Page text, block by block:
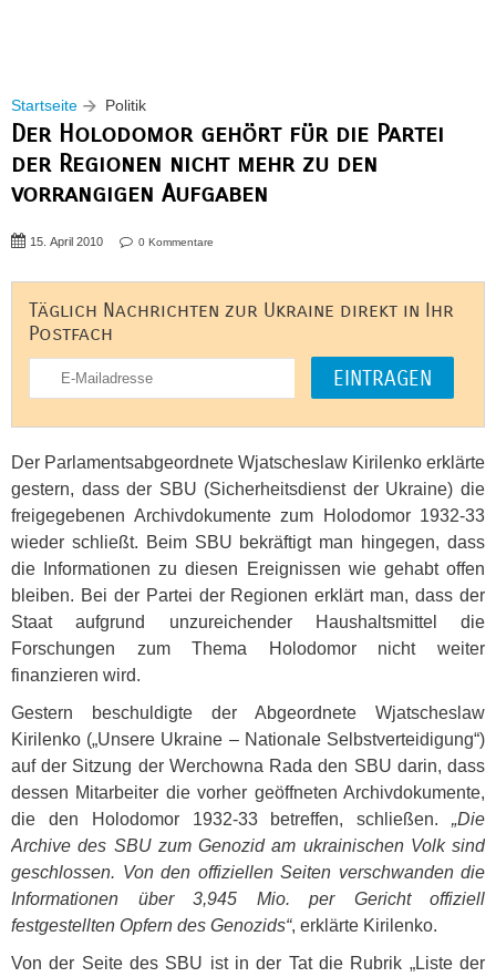
Startseite Politik
Der Holodomor gehört für die Partei
der Regionen nicht mehr zu den
vorrangigen Aufgaben
15. April 2010 0 Kommentare
Täglich Nachrichten zur Ukraine direkt in Ihr
Postfach
Der Parlamentsabgeordnete Wjatscheslaw Kirilenko erklärte
gestern, dass der SBU (Sicherheitsdienst der Ukraine) die
freigegebenen Archivdokumente zum Holodomor 1932-33
wieder schließt. Beim SBU bekräftigt man hingegen, dass
die Informationen zu diesen Ereignissen wie gehabt offen
bleiben. Bei der Partei der Regionen erklärt man, dass der
Staat aufgrund unzureichender Haushaltsmittel die
Forschungen zum Thema Holodomor nicht weiter
finanzieren wird.
Gestern beschuldigte der Abgeordnete Wjatscheslaw
Kirilenko („Unsere Ukraine – Nationale Selbstverteidigung“)
auf der Sitzung der Werchowna Rada den SBU darin, dass
dessen Mitarbeiter die vorher geöffneten Archivdokumente,
die den Holodomor 1932-33 betreffen, schließen. „Die
Archive des SBUzum Genozid am ukrainischen Volk sind
geschlossen. Von den offiziellen Seiten verschwanden die
Informationen über 3,945 Mio. per Gericht offiziell
festgestellten Opfern des Genozids“, erklärte Kirilenko.
Von der Seite des SBU ist in der Tat die Rubrik „Liste der